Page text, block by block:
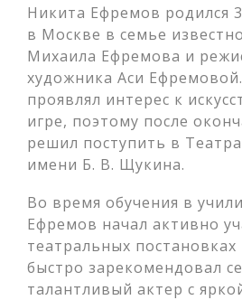
Никита Ефремов родился
в Москве в семье
Михаила Ефремова и
художника Аси
проявлял интерес к
игре, поэтому после
решил поступить в
имени Б. В. Щукина.
Во время обучения в
Ефремов начал активно
театральных постановках
быстро зарекомендовал
талантливый актер с